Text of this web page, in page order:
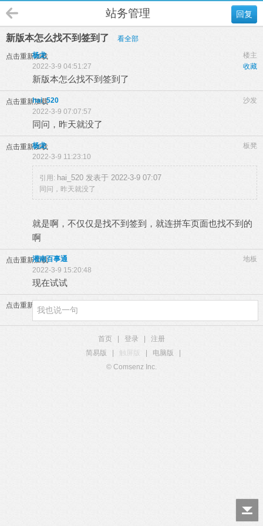
回复
站务管理
新版本怎么找不到签到了 看全部
点击重新加载 楼主
杨龙
收藏
2022-3-9 04:51:27
新版本怎么找不到签到了
点击重新加载 沙发
hai_520
2022-3-9 07:07:57
同问，昨天就没了
点击重新加载 板凳
杨龙
2022-3-9 11:23:10
引用: hai_520 发表于 2022-3-9 07:07
同问，昨天就没了
就是啊，不仅仅是找不到签到，就连拼车页面也找不到的
啊
点击重新加载 地板
灌南百事通
2022-3-9 15:20:48
现在试试
点击重新加载
首页 登录
注册
简易版
触屏版 电脑版
© Comsenz Inc.